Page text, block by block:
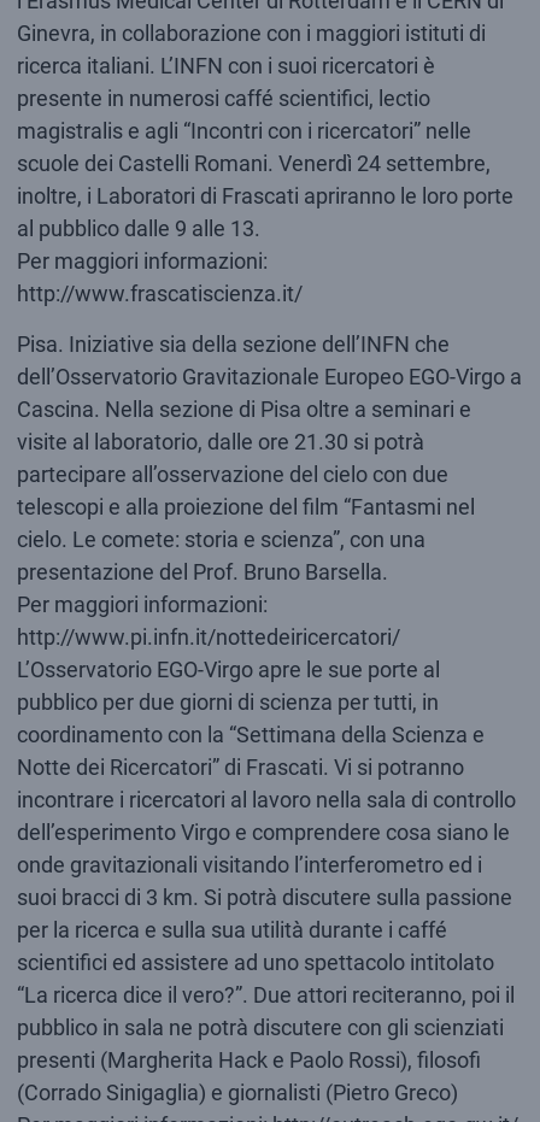
Ginevra, in collaborazione con i maggiori istituti di
ricerca italiani. L’INFN con i suoi ricercatori è
presente in numerosi caffé scientifici, lectio
magistralis e agli “Incontri con i ricercatori” nelle
scuole dei Castelli Romani. Venerdì 24 settembre,
inoltre, i Laboratori di Frascati apriranno le loro porte
al pubblico dalle 9 alle 13.
Per maggiori informazioni:
http://www.frascatiscienza.it/
Pisa. Iniziative sia della sezione dell’INFN che
dell’Osservatorio Gravitazionale Europeo EGO-Virgo a
Cascina. Nella sezione di Pisa oltre a seminari e
visite al laboratorio, dalle ore 21.30 si potrà
partecipare all’osservazione del cielo con due
telescopi e alla proiezione del film “Fantasmi nel
cielo. Le comete: storia e scienza”, con una
presentazione del Prof. Bruno Barsella.
Per maggiori informazioni:
http://www.pi.infn.it/nottedeiricercatori/
L’Osservatorio EGO-Virgo apre le sue porte al
pubblico per due giorni di scienza per tutti, in
coordinamento con la “Settimana della Scienza e
Notte dei Ricercatori” di Frascati. Vi si potranno
incontrare i ricercatori al lavoro nella sala di controllo
dell’esperimento Virgo e comprendere cosa siano le
onde gravitazionali visitando l’interferometro ed i
suoi bracci di 3 km. Si potrà discutere sulla passione
per la ricerca e sulla sua utilità durante i caffé
scientifici ed assistere ad uno spettacolo intitolato
“La ricerca dice il vero?”. Due attori reciteranno, poi il
pubblico in sala ne potrà discutere con gli scienziati
presenti (Margherita Hack e Paolo Rossi), filosofi
(Corrado Sinigaglia) e giornalisti (Pietro Greco)